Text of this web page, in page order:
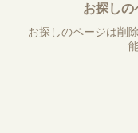
お探しの
お探しのページは削